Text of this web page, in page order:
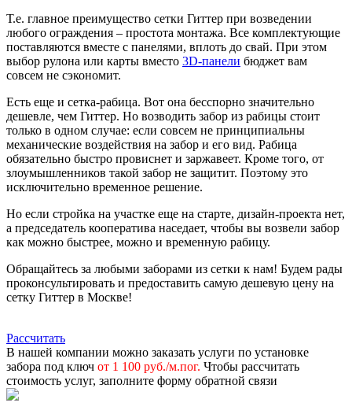
Т.е. главное преимущество сетки Гиттер при возведении
любого ограждения – простота монтажа. Все комплектующие
поставляются вместе с панелями, вплоть до свай. При этом
выбор рулона или карты вместо 3D-панели бюджет вам
совсем не сэкономит.
Есть еще и сетка-рабица. Вот она бесспорно значительно
дешевле, чем Гиттер. Но возводить забор из рабицы стоит
только в одном случае: если совсем не принципиальны
механические воздействия на забор и его вид. Рабица
обязательно быстро провиснет и заржавеет. Кроме того, от
злоумышленников такой забор не защитит. Поэтому это
исключительно временное решение.
Но если стройка на участке еще на старте, дизайн-проекта нет,
а председатель кооператива наседает, чтобы вы возвели забор
как можно быстрее, можно и временную рабицу.
Обращайтесь за любыми заборами из сетки к нам! Будем рады
проконсультировать и предоставить самую дешевую цену на
сетку Гиттер в Москве!
Рассчитать
В нашей компании можно заказать услуги по установке
забора под ключ от 1 100 руб./м.пог. Чтобы рассчитать
стоимость услуг, заполните форму обратной связи